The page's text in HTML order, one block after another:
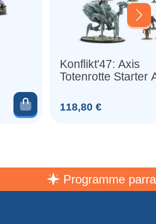
Ajouter au panier
Konflikt'47: Axis
Totenrotte Starter
Prix
118,80 €
Programme parrainage